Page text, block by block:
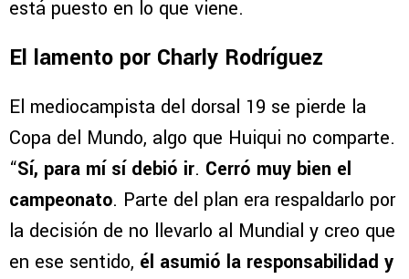
está puesto en lo que viene.
El lamento por Charly Rodríguez
El mediocampista del dorsal 19 se pierde la
Copa del Mundo, algo que Huiqui no comparte.
“Sí, para mí sí debió ir. Cerró muy bien el
campeonato. Parte del plan era respaldarlo por
la decisión de no llevarlo al Mundial y creo que
en ese sentido, él asumió la responsabilidad y